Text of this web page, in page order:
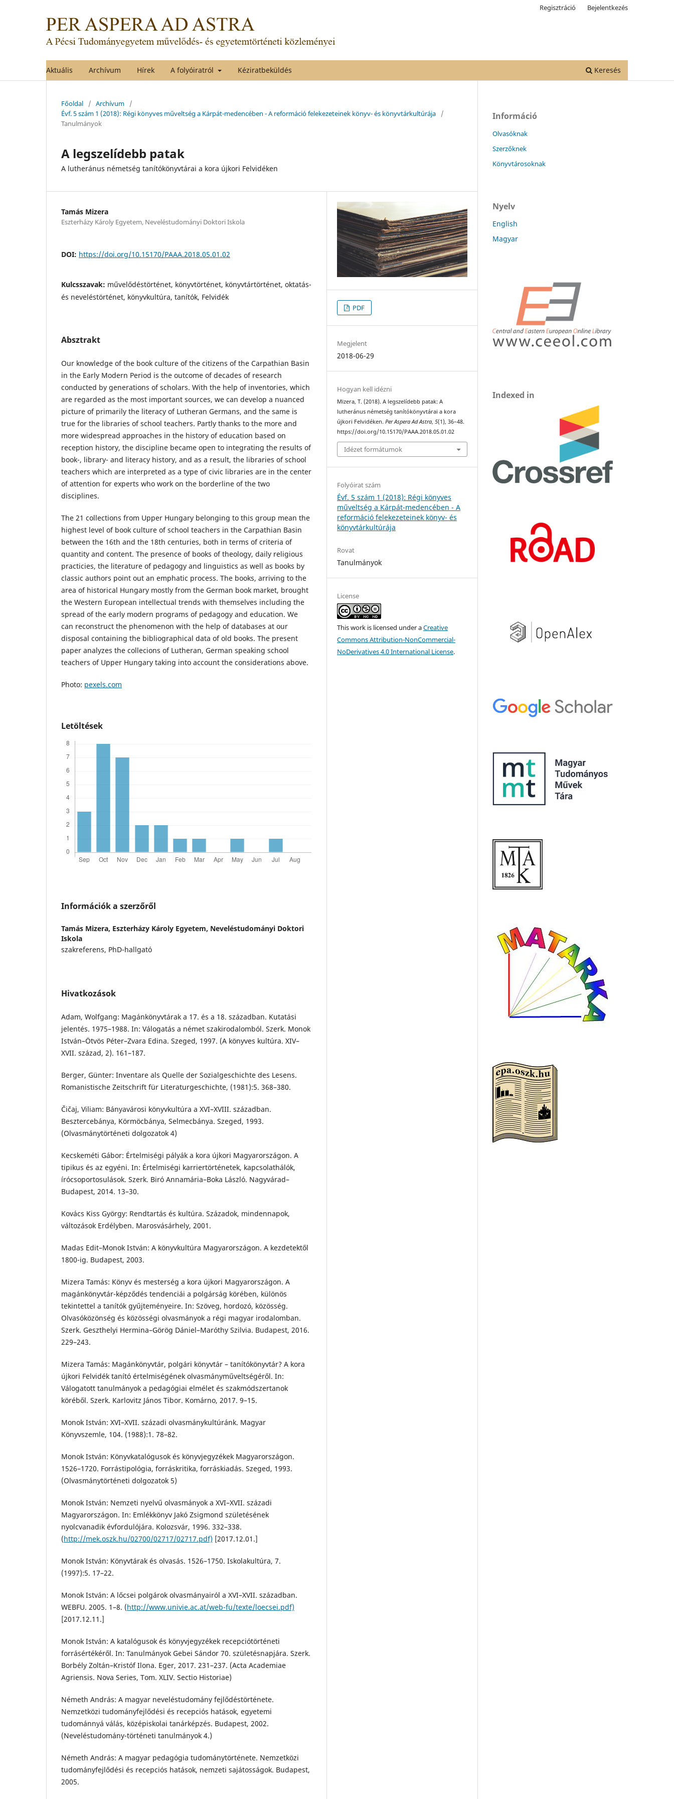
Aktuális Archívum Hírek A folyóiratról Kéziratbeküldés Keresés
Regisztráció Bejelentkezés
Főoldal / Archívum
/
Évf. 5 szám 1 (2018): Régi könyves műveltség a Kárpát-medencében - A reformáció felekezeteinek könyv- és könyvtárkultúrája
/
Tanulmányok
A legszelídebb patak
A lutheránus németség tanítókönyvtárai a kora újkori Felvidéken
Tamás Mizera
Eszterházy Károly Egyetem, Neveléstudományi Doktori Iskola
DOI: https://doi.org/10.15170/PAAA.2018.05.01.02
Kulcsszavak: művelődéstörténet, könyvtörténet, könyvtártörténet, oktatás-
és neveléstörténet, könyvkultúra, tanítók, Felvidék
Absztrakt
Our knowledge of the book culture of the citizens of the Carpathian Basin
in the Early Modern Period is the outcome of decades of research
conducted by generations of scholars. With the help of inventories, which
are regarded as the most important sources, we can develop a nuanced
picture of primarily the literacy of Lutheran Germans, and the same is
true for the libraries of school teachers. Partly thanks to the more and
more widespread approaches in the history of education based on
reception history, the discipline became open to integrating the results of
book-, library- and literacy history, and as a result, the libraries of school
teachers which are interpreted as a type of civic libraries are in the center
of attention for experts who work on the borderline of the two
disciplines.
The 21 collections from Upper Hungary belonging to this group mean the
highest level of book culture of school teachers in the Carpathian Basin
between the 16th and the 18th centuries, both in terms of criteria of
quantity and content. The presence of books of theology, daily religious
practicies, the literature of pedagogy and linguistics as well as books by
classic authors point out an emphatic process. The books, arriving to the
area of historical Hungary mostly from the German book market, brought
the Western European intellectual trends with themselves including the
spread of the early modern programs of pedagogy and education. We
can reconstruct the phenomenon with the help of databases at our
disposal containing the bibliographical data of old books. The present
paper analyzes the collecions of Lutheran, German speaking school
teachers of Upper Hungary taking into account the considerations above.
Photo: pexels.com
Letöltések
Információk a szerzőről
Tamás Mizera, Eszterházy Károly Egyetem, Neveléstudományi Doktori
Iskola
szakreferens, PhD-hallgató
Hivatkozások
Adam, Wolfgang: Magánkönyvtárak a 17. és a 18. században. Kutatási
jelentés. 1975–1988. In: Válogatás a német szakirodalomból. Szerk. Monok
István–Ötvös Péter–Zvara Edina. Szeged, 1997. (A könyves kultúra. XIV–
XVII. század, 2). 161–187.
Berger, Günter: Inventare als Quelle der Sozialgeschichte des Lesens.
Romanistische Zeitschrift für Literaturgeschichte, (1981):5. 368–380.
Čičaj, Viliam: Bányavárosi könyvkultúra a XVI–XVIII. században.
Besztercebánya, Körmöcbánya, Selmecbánya. Szeged, 1993.
(Olvasmánytörténeti dolgozatok 4)
Kecskeméti Gábor: Értelmiségi pályák a kora újkori Magyarországon. A
tipikus és az egyéni. In: Értelmiségi karriertörténetek, kapcsolathálók,
írócsoportosulások. Szerk. Biró Annamária–Boka László. Nagyvárad–
Budapest, 2014. 13–30.
Kovács Kiss György: Rendtartás és kultúra. Századok, mindennapok,
változások Erdélyben. Marosvásárhely, 2001.
Madas Edit–Monok István: A könyvkultúra Magyarországon. A kezdetektől
1800-ig. Budapest, 2003.
Mizera Tamás: Könyv és mesterség a kora újkori Magyarországon. A
magánkönyvtár-képződés tendenciái a polgárság körében, különös
tekintettel a tanítók gyűjteményeire. In: Szöveg, hordozó, közösség.
Olvasóközönség és közösségi olvasmányok a régi magyar irodalomban.
Szerk. Geszthelyi Hermina–Görög Dániel–Maróthy Szilvia. Budapest, 2016.
229–243.
Mizera Tamás: Magánkönyvtár, polgári könyvtár – tanítókönyvtár? A kora
újkori Felvidék tanító értelmiségének olvasmányműveltségéről. In:
Válogatott tanulmányok a pedagógiai elmélet és szakmódszertanok
köréből. Szerk. Karlovitz János Tibor. Komárno, 2017. 9–15.
Monok István: XVI–XVII. századi olvasmánykultúránk. Magyar
Könyvszemle, 104. (1988):1. 78–82.
Monok István: Könyvkatalógusok és könyvjegyzékek Magyarországon.
1526–1720. Forrástipológia, forráskritika, forráskiadás. Szeged, 1993.
(Olvasmánytörténeti dolgozatok 5)
Monok István: Nemzeti nyelvű olvasmányok a XVI–XVII. századi
Magyarországon. In: Emlékkönyv Jakó Zsigmond születésének
nyolcvanadik évfordulójára. Kolozsvár, 1996. 332–338.
(http://mek.oszk.hu/02700/02717/02717.pdf) [2017.12.01.]
Monok István: Könyvtárak és olvasás. 1526–1750. Iskolakultúra, 7.
(1997):5. 17–22.
Monok István: A lőcsei polgárok olvasmányairól a XVI–XVII. században.
WEBFU. 2005. 1–8. (http://www.univie.ac.at/web-fu/texte/loecsei.pdf)
[2017.12.11.]
Monok István: A katalógusok és könyvjegyzékek recepciótörténeti
forrásértékéről. In: Tanulmányok Gebei Sándor 70. születésnapjára. Szerk.
Borbély Zoltán–Kristóf Ilona. Eger, 2017. 231–237. (Acta Academiae
Agriensis. Nova Series, Tom. XLIV. Sectio Historiae)
Németh András: A magyar neveléstudomány fejlődéstörténete.
Nemzetközi tudományfejlődési és recepciós hatások, egyetemi
tudománnyá válás, középiskolai tanárképzés. Budapest, 2002.
(Neveléstudomány-történeti tanulmányok 4.)
Németh András: A magyar pedagógia tudománytörténete. Nemzetközi
tudományfejlődési és recepciós hatások, nemzeti sajátosságok. Budapest,
2005.
PDF
Megjelent
2018-06-29
Hogyan kell idézni
Mizera, T. (2018). A legszelídebb patak: A
lutheránus németség tanítókönyvtárai a kora
újkori Felvidéken.Per Aspera Ad Astra,5(1), 36–48.
https://doi.org/10.15170/PAAA.2018.05.01.02
Idézet formátumok
Folyóirat szám
Évf. 5 szám 1 (2018): Régi könyves
műveltség a Kárpát-medencében - A
reformáció felekezeteinek könyv- és
könyvtárkultúrája
Rovat
Tanulmányok
License
This work is licensed under aCreative
Commons Attribution-NonCommercial-
NoDerivatives 4.0 International License.
Információ
Olvasóknak
Szerzőknek
Könyvtárosoknak
Nyelv
English
Magyar
Indexed in